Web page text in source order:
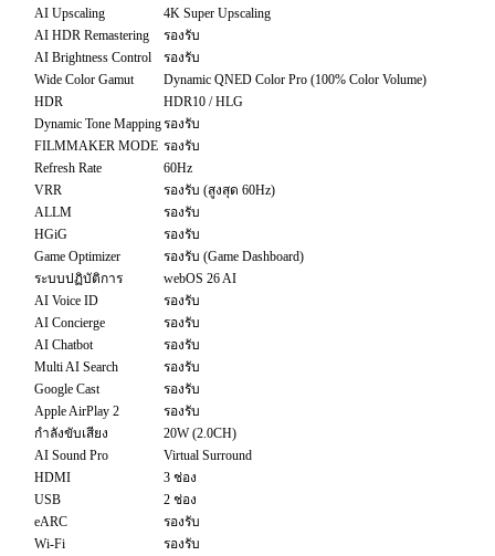
AI Upscaling
4K Super Upscaling
AI HDR Remastering
รองรับ
AI Brightness Control
รองรับ
Wide Color Gamut
Dynamic QNED Color Pro (100% Color Volume)
HDR
HDR10 / HLG
Dynamic Tone Mappingรองรับ
FILMMAKER MODE รองรับ
Refresh Rate
60Hz
VRR
รองรับ (สูงสุด 60Hz)
ALLM
รองรับ
HGiG
รองรับ
Game Optimizer
รองรับ (Game Dashboard)
ระบบปฏิบัติการ
webOS 26 AI
AI Voice ID
รองรับ
AI Concierge
รองรับ
AI Chatbot
รองรับ
Multi AI Search
รองรับ
Google Cast
รองรับ
Apple AirPlay 2
รองรับ
กำลังขับเสียง
20W (2.0CH)
AI Sound Pro
Virtual Surround
HDMI
3 ช่อง
USB
2 ช่อง
eARC
รองรับ
Wi-Fi
รองรับ